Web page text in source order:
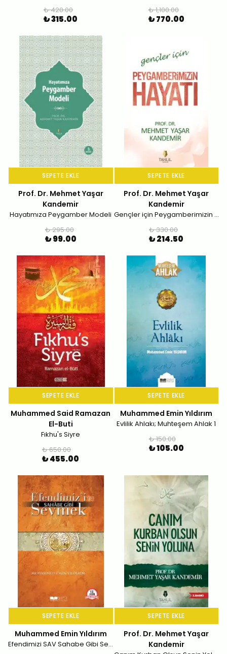
₺ 420.00
₺ 315.00
₺ 1,100.00
₺ 770.00
SEPETE EKLE
Prof. Dr. Mehmet Yaşar
Kandemir
Hayatımıza Peygamber Modeli
₺ 295.00
₺ 99.00
SEPETE EKLE
Prof. Dr. Mehmet Yaşar
Kandemir
Gençler için Peygamberimizin Hayatı
₺ 330.00
₺ 214.50
SEPETE EKLE
Muhammed Said Ramazan
El-Buti
Fıkhu's Siyre
₺ 650.00
₺ 455.00
SEPETE EKLE
Muhammed Emin Yıldırım
Evlilik Ahlakı; Muhteşem Ahlak 1
₺ 150.00
₺ 105.00
SEPETE EKLE
Muhammed Emin Yıldırım
Efendimizi SAV Sahabe Gibi Sevmek
SEPETE EKLE
Prof. Dr. Mehmet Yaşar
Kandemir